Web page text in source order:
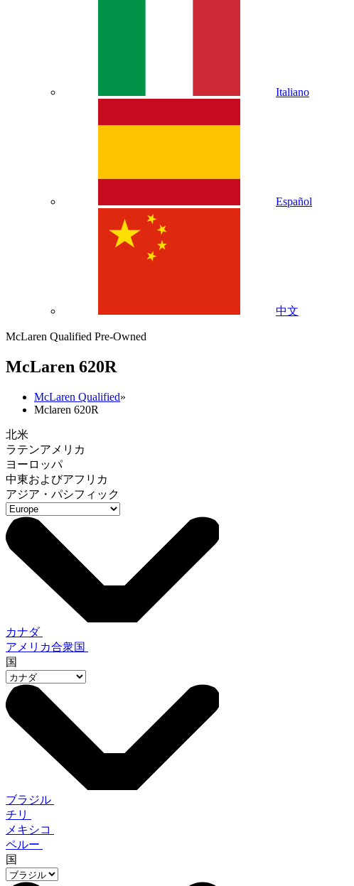
Italiano
Español
中文
McLaren Qualified Pre-Owned
McLaren 620R
McLaren Qualified»
Mclaren 620R
北米
ラテンアメリカ
ヨーロッパ
中東およびアフリカ
アジア・パシフィック
カナダ
アメリカ合衆国
国
ブラジル
チリ
メキシコ
ペルー
国